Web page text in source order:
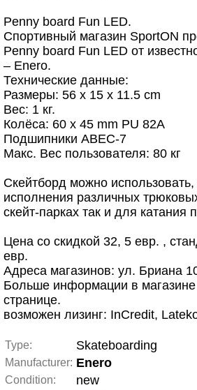
Penny board Fun LED.
Спортивный магазин SportON
Penny board Fun LED от
– Enero.
Технические данные:
Размеры: 56 x 15 x 11.5 cm
Вес: 1 кг.
Колёса: 60 x 45 mm PU 82A
Подшипники ABEC-7
Макс. Вес пользователя: 80 кг
Скейтборд можно использовать,
исполнения различных
скейт-парках так и для катания
Цена со скидкой 32, 5 евр. ,
евр.
Адреса магазинов: ул. Бриана
Больше информации в
странице.
возможен лизинг: InCredit,
Type: Skateboarding
Manufacturer: Enero
Condition: new